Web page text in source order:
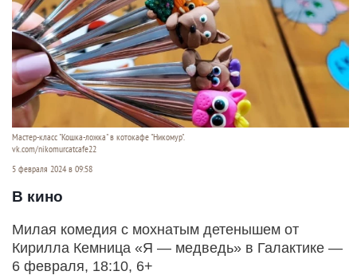
Мастер-класс "Кошка-ложка" в котокафе "Никомур".
vk.com/nikomurcatcafe22
5 февраля 2024 в 09:58
В кино
Милая комедия с мохнатым детенышем от
Кирилла Кемница «Я — медведь» в Галактике —
6 февраля, 18:10, 6+